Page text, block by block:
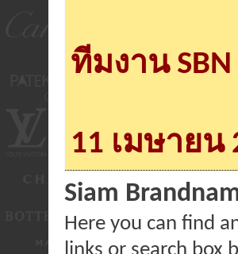
ทีมงาน SBN
11 เมษายน
Siam
Here you can find